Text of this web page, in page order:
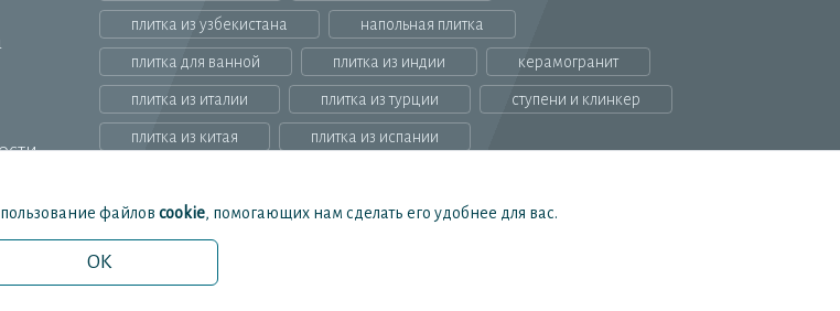
плитка из узбекистана напольная плитка
плитка для ванной плитка из индии керамогранит
плитка из италии плитка из турции ступени и клинкер
плитка из китая плитка из испании
условиях не являются публичной офертой, определяемой положениями Статьи 437(2) ГК РФ
файлов cookie, помогающих нам сделать его удобнее для вас.
OK